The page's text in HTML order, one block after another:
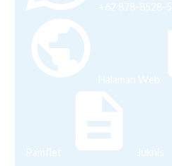
+62 878-8528-
Halaman Web
Pamflet Juknis